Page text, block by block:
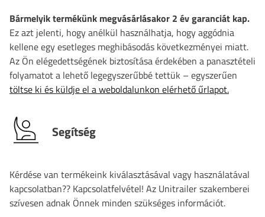
Bármelyik termékünk megvásárlásakor 2 év garanciát kap.
Ez azt jelenti, hogy anélkül használhatja, hogy aggódnia
kellene egy esetleges meghibásodás következményei miatt.
Az Ön elégedettségének biztosítása érdekében a panasztételi
folyamatot a lehető legegyszerűbbé tettük – egyszerűen
töltse ki és küldje el a weboldalunkon elérhető űrlapot.
Segítség
Kérdése van termékeink kiválasztásával vagy használatával
kapcsolatban?? Kapcsolatfelvétel! Az Unitrailer szakemberei
szívesen adnak Önnek minden szükséges információt.